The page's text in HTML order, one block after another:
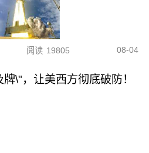
阅读 19805 08-04
\"，让美西方彻底破防！